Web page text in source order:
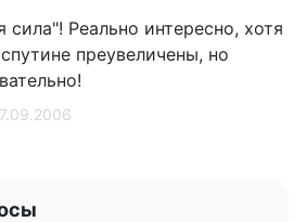
сила"! Реально интересно, хотя
преувеличены, но